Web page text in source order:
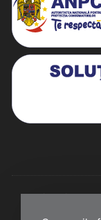
Historiarum
colaborare cu